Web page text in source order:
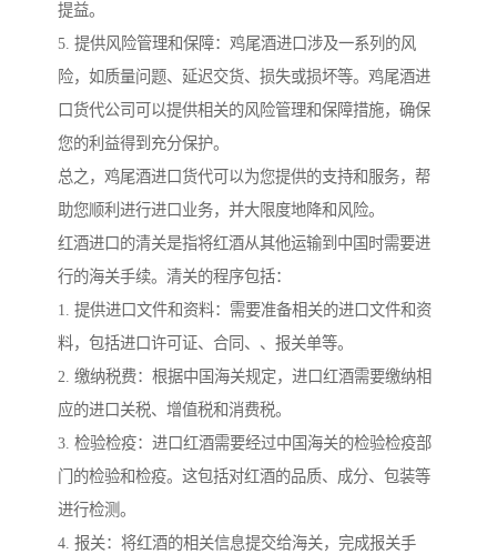
提益。
5. 提供风险管理和保障：鸡尾酒进口涉及一系列的风
险，如质量问题、延迟交货、损失或损坏等。鸡尾酒进
口货代公司可以提供相关的风险管理和保障措施，确保
您的利益得到充分保护。
总之，鸡尾酒进口货代可以为您提供的支持和服务，帮
助您顺利进行进口业务，并大限度地降和风险。
红酒进口的清关是指将红酒从其他运输到中国时需要进
行的海关手续。清关的程序包括：
1. 提供进口文件和资料：需要准备相关的进口文件和资
料，包括进口许可证、合同、、报关单等。
2. 缴纳税费：根据中国海关规定，进口红酒需要缴纳相
应的进口关税、增值税和消费税。
3. 检验检疫：进口红酒需要经过中国海关的检验检疫部
门的检验和检疫。这包括对红酒的品质、成分、包装等
进行检测。
4. 报关：将红酒的相关信息提交给海关，完成报关手